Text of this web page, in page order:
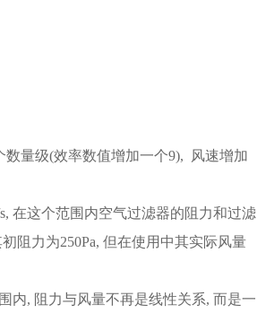
量级(效率数值增加一个9), 风速增加
在这个范围内空气过滤器的阻力和过滤
阻力为250Pa, 但在使用中其实际风量
内, 阻力与风量不再是线性关系, 而是一